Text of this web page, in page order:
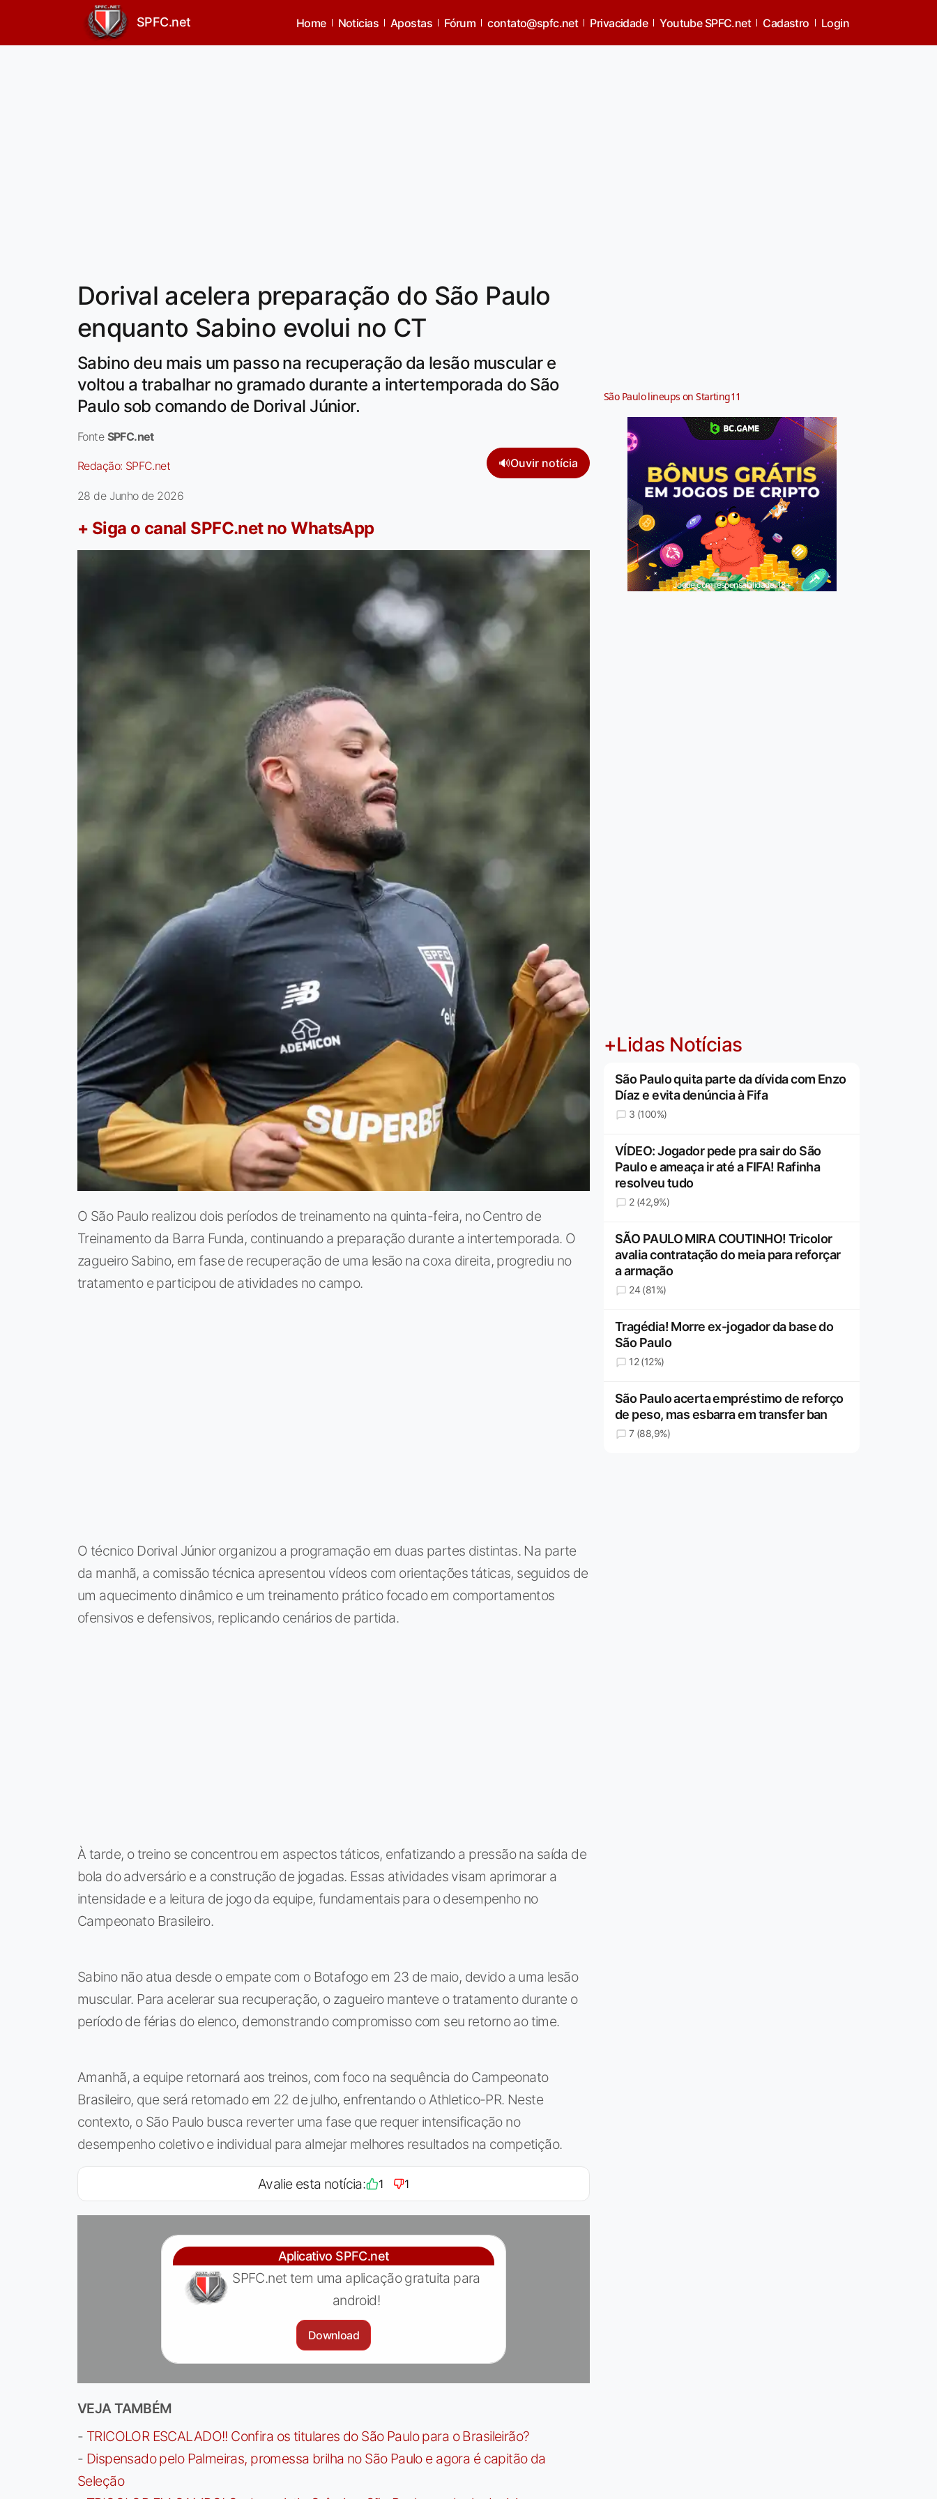
SPFC.net Home Noticias Apostas Fórum contato@spfc.net Privacidade Youtube SPFC.net Cadastro Login
Dorival acelera preparação do São Paulo
enquanto Sabino evolui no CT
Sabino deu mais um passo na recuperação da lesão muscular e
voltou a trabalhar no gramado durante a intertemporada do São
Paulo sob comando de Dorival Júnior.
Fonte SPFC.net
Redação: SPFC.net 🔊Ouvir notícia
28 de Junho de 2026
+ Siga o canal SPFC.net no WhatsApp
O São Paulo realizou dois períodos de treinamento na quinta-feira, no Centro de
Treinamento da Barra Funda, continuando a preparação durante a intertemporada. O
zagueiro Sabino, em fase de recuperação de uma lesão na coxa direita, progrediu no
tratamento e participou de atividades no campo.
O técnico Dorival Júnior organizou a programação em duas partes distintas. Na parte
da manhã, a comissão técnica apresentou vídeos com orientações táticas, seguidos de
um aquecimento dinâmico e um treinamento prático focado em comportamentos
ofensivos e defensivos, replicando cenários de partida.
À tarde, o treino se concentrou em aspectos táticos, enfatizando a pressão na saída de
bola do adversário e a construção de jogadas. Essas atividades visam aprimorar a
intensidade e a leitura de jogo da equipe, fundamentais para o desempenho no
Campeonato Brasileiro.
Sabino não atua desde o empate com o Botafogo em 23 de maio, devido a uma lesão
muscular. Para acelerar sua recuperação, o zagueiro manteve o tratamento durante o
período de férias do elenco, demonstrando compromisso com seu retorno ao time.
Amanhã, a equipe retornará aos treinos, com foco na sequência do Campeonato
Brasileiro, que será retomado em 22 de julho, enfrentando o Athletico-PR. Neste
contexto, o São Paulo busca reverter uma fase que requer intensificação no
desempenho coletivo e individual para almejar melhores resultados na competição.
Avalie esta notícia: 1 1
Aplicativo SPFC.net
SPFC.net tem uma aplicação gratuita para
android!
Download
VEJA TAMBÉM
- TRICOLOR ESCALADO!! Confira os titulares do São Paulo para o Brasileirão?
- Dispensado pelo Palmeiras, promessa brilha no São Paulo e agora é capitão da
Seleção
São Paulo lineups on Starting11
Jogue com responsabilidade. 18+
+Lidas Notícias
São Paulo quita parte da dívida com Enzo
Díaz e evita denúncia à Fifa
3 (100%)
VÍDEO: Jogador pede pra sair do São
Paulo e ameaça ir até a FIFA! Rafinha
resolveu tudo
2 (42,9%)
SÃO PAULO MIRA COUTINHO! Tricolor
avalia contratação do meia para reforçar
a armação
24 (81%)
Tragédia! Morre ex-jogador da base do
São Paulo
12 (12%)
São Paulo acerta empréstimo de reforço
de peso, mas esbarra em transfer ban
7 (88,9%)